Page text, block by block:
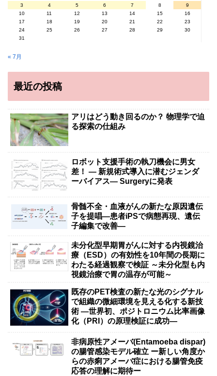
3
4 5 6 7 8
9
10
11 12 13 14 15
16
17
18 19 20 21 22
23
24
25 26 27 28 29
30
31
« 7月
最近の投稿
アリはどう動き回るのか？ 物理学で迫
る探索の仕組み
ロボット支援手術の執刀機会に男女
差！ — 新規術式導入に潜むジェンダ
ーバイアス— Surgeryに発表
骨髄不全・血液がんの新たな原因遺伝
子を提唱―患者iPSで病態再現、遺伝
子編集で改善―
未分化型早期胃がんに対する内視鏡治
療（ESD）の有効性を10年間の長期に
わたる経過観察で検証 ～未分化型も内
視鏡治療で胃の温存が可能～
既存のPET検査の新たな光のシグナル
で組織の微細環境を見える化する新技
術 ―世界初、ポジトロニウム比率画像
化（PRI）の原理検証に成功―
非病原性アメーバ(Entamoeba dispar)
の腸管感染モデル確立 ー新しい角度か
らの赤痢アメーバ症における腸管免疫
応答の理解に期待ー